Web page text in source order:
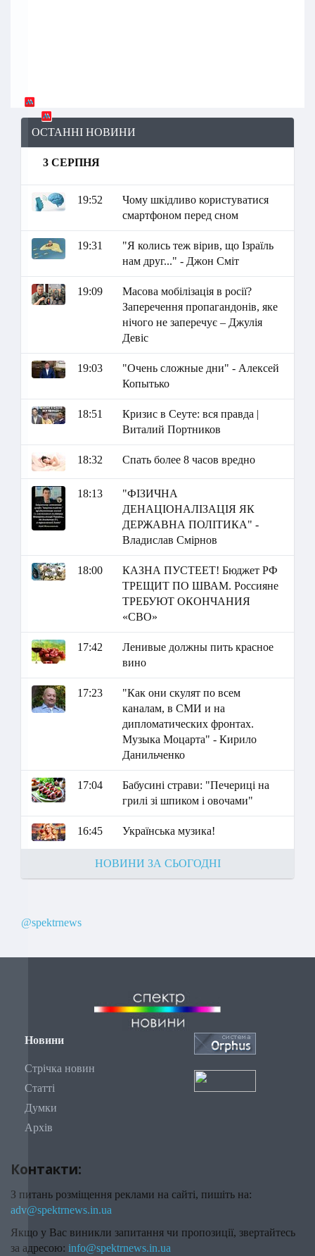
ОСТАННІ НОВИНИ
3 СЕРПНЯ
19:52
Чому шкідливо користуватися
смартфоном перед сном
19:31
"Я колись теж вірив, що Ізраїль
нам друг..." - Джон Сміт
19:09
Масова мобілізація в росії?
Заперечення пропагандонів, яке
нічого не заперечує – Джулія
Девіс
19:03
"Очень сложные дни" - Алексей
Копытько
18:51
Кризис в Сеуте: вся правда |
Виталий Портников
18:32 Спать более 8 часов вредно
18:13
"ФІЗИЧНА
ДЕНАЦІОНАЛІЗАЦІЯ ЯК
ДЕРЖАВНА ПОЛІТИКА" -
Владислав Смірнов
18:00
КАЗНА ПУСТЕЕТ! Бюджет РФ
ТРЕЩИТ ПО ШВАМ. Россияне
ТРЕБУЮТ ОКОНЧАНИЯ
«СВО»
17:42
Ленивые должны пить красное
вино
17:23
"Как они скулят по всем
каналам, в СМИ и на
дипломатических фронтах.
Музыка Моцарта" - Кирило
Данильченко
17:04
Бабусині страви: "Печериці на
грилі зі шпиком і овочами"
16:45 Українська музика!
НОВИНИ ЗА СЬОГОДНІ
@spektrnews
Новини
Стрічка новин
Статті
Думки
Архів
Контакти:
З питань розміщення реклами на сайті, пишіть на:
adv@spektrnews.in.ua
Якщо у Вас виникли запитання чи пропозиції, звертайтесь
за адресою: info@spektrnews.in.ua